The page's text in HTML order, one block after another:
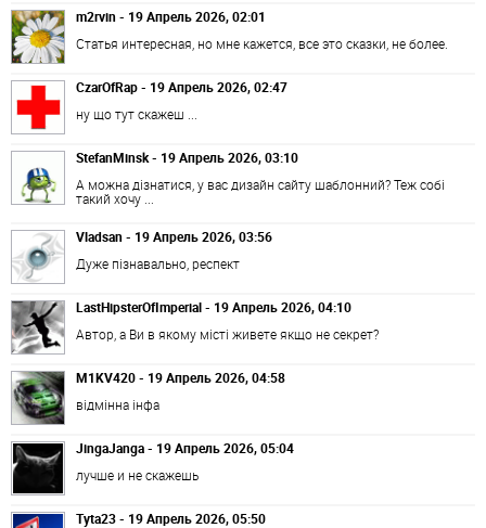
m2rvin - 19 Апрель 2026, 02:01
Статья интересная, но мне кажется, все это сказки, не более.
CzarOfRap - 19 Апрель 2026, 02:47
ну що тут скажеш ...
StefanMinsk - 19 Апрель 2026, 03:10
А можна дізнатися, у вас дизайн сайту шаблонний? Теж собі
такий хочу ...
Vladsan - 19 Апрель 2026, 03:56
Дуже пізнавально, респект
LastHipsterOfImperial - 19 Апрель 2026, 04:10
Автор, а Ви в якому місті живете якщо не секрет?
M1KV420 - 19 Апрель 2026, 04:58
відмінна інфа
JingaJanga - 19 Апрель 2026, 05:04
лучше и не скажешь
Tyta23 - 19 Апрель 2026, 05:50